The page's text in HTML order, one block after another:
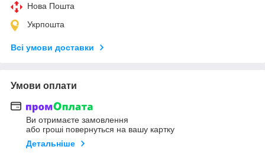
Нова Пошта
Укрпошта
Всі умови доставки
Умови оплати
Ви отримаєте замовлення
або гроші повернуться на вашу картку
Детальніше